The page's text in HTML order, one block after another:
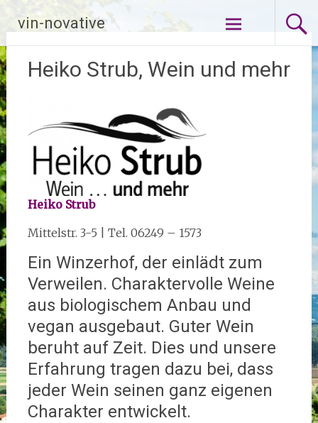
Inhalt
springen
vin-novative
Heiko Strub, Wein und mehr
Heiko Strub
Mittelstr. 3-5 | Tel. 06249 – 1573
Ein Winzerhof, der einlädt zum
Verweilen. Charaktervolle Weine
aus biologischem Anbau und
vegan ausgebaut. Guter Wein
beruht auf Zeit. Dies und unsere
Erfahrung tragen dazu bei, dass
jeder Wein seinen ganz eigenen
Charakter entwickelt.